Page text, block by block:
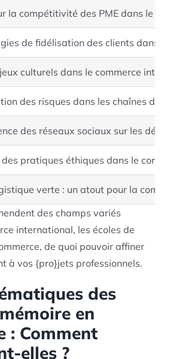
la compétitivité des PME dans le
de fidélisation des clients dans
culturels dans le commerce
des risques dans les chaînes
des réseaux sociaux sur les
pratiques éthiques dans le
verte : un atout pour la
des champs variés
international, les écoles de
de quoi pouvoir affiner
à vos {pro}jets professionnels.
des
en
: Comment
elles ?